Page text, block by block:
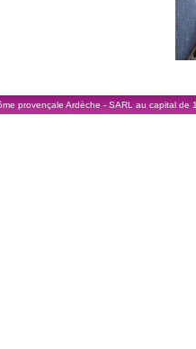
provençale Ardèche - SARL au capital